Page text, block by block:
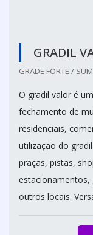
GRADIL
GRADE FORTE /
O gradil valor é
fechamento de
residenciais,
utilização do
praças, pistas,
estacionamentos,
outros locais.